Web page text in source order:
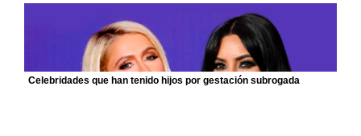
Celebridades que han tenido hijos por gestación subrogada